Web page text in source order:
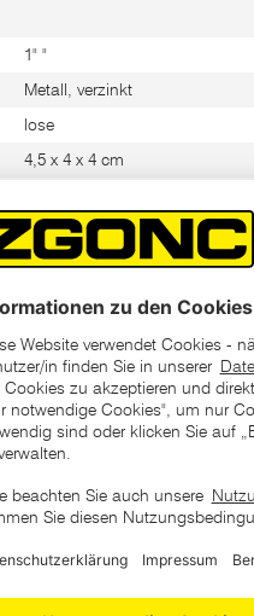
1" "
Metall, verzinkt
lose
4,5 x 4 x 4 cm